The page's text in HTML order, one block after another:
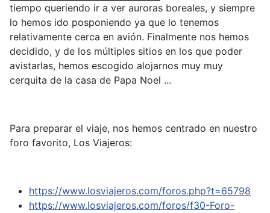
tiempo queriendo ir a ver auroras boreales, y siempre
lo hemos ido posponiendo ya que lo tenemos
relativamente cerca en avión. Finalmente nos hemos
decidido, y de los múltiples sitios en los que poder
avistarlas, hemos escogido alojarnos muy muy
cerquita de la casa de Papa Noel ...
Para preparar el viaje, nos hemos centrado en nuestro
foro favorito, Los Viajeros:
https://www.losviajeros.com/foros.php?t=65798
https://www.losviajeros.com/foros/f30-Foro-